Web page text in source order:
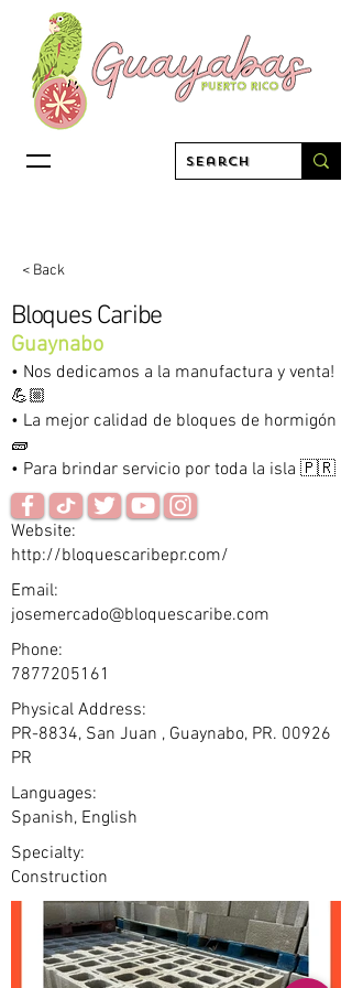
< Back
Bloques Caribe
Guaynabo
• Nos dedicamos a la manufactura y venta!
💪🏼
• La mejor calidad de bloques de hormigón
🧱
• Para brindar servicio por toda la isla 🇵🇷
Website:
http://bloquescaribepr.com/
Email:
josemercado@bloquescaribe.com
Phone:
7877205161
Physical Address:
PR-8834, San Juan , Guaynabo, PR. 00926
PR
Languages:
Spanish, English
Specialty:
Construction